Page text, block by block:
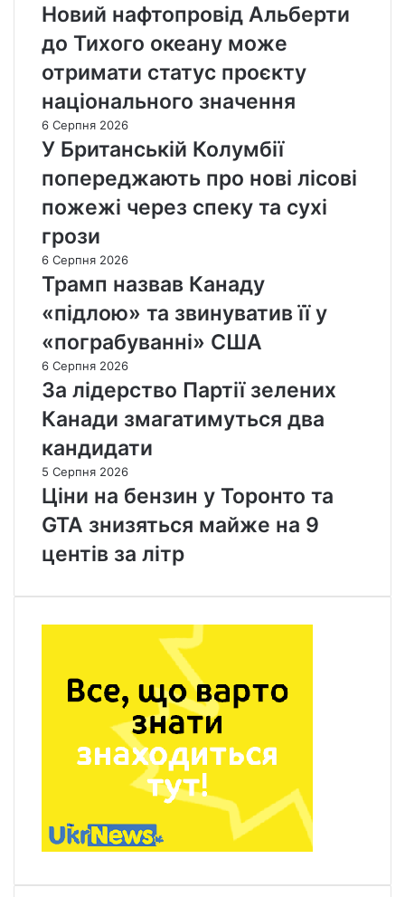
Новий нафтопровід Альберти
до Тихого океану може
отримати статус проєкту
національного значення
6 Серпня 2026
У Британській Колумбії
попереджають про нові лісові
пожежі через спеку та сухі
грози
6 Серпня 2026
Трамп назвав Канаду
«підлою» та звинуватив її у
«пограбуванні» США
6 Серпня 2026
За лідерство Партії зелених
Канади змагатимуться два
кандидати
5 Серпня 2026
Ціни на бензин у Торонто та
GTA знизяться майже на 9
центів за літр